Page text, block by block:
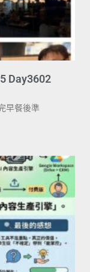
Day3602
早餐後準